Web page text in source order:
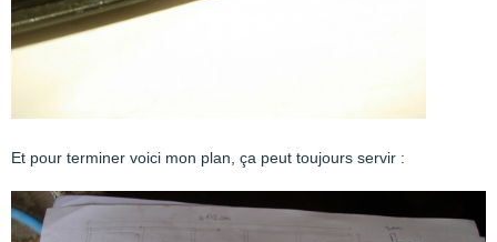
Et pour terminer voici mon plan, ça peut toujours servir :